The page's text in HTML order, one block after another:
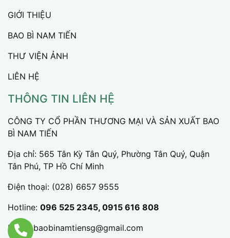
GIỚI THIỆU
BAO BÌ NAM TIẾN
THƯ VIỆN ẢNH
LIÊN HỆ
THÔNG TIN LIÊN HỆ
CÔNG TY CỔ PHẦN THƯƠNG MẠI VÀ SẢN XUẤT BAO
BÌ NAM TIẾN
Địa chỉ: 565 Tân Kỳ Tân Quý, Phường Tân Quý, Quận
Tân Phú, TP Hồ Chí Minh
Điện thoại: (028) 6657 9555
Hotline: 096 525 2345, 0915 616 808
Email:baobinamtiensg@gmail.com